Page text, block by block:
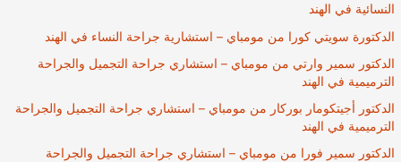
النسائية في الهند
الدكتورة سويتي كورا من مومباي – استشارية جراحة النساء في الهند
الدكتور سمير وارتي من مومباي – استشاري جراحة التجميل والجراحة
الترميمية في الهند
الدكتور أجيتكومار بوركار من مومباي – استشاري جراحة التجميل والجراحة
الترميمية في الهند
الدكتور سمير فورا من مومباي – استشاري جراحة التجميل والجراحة